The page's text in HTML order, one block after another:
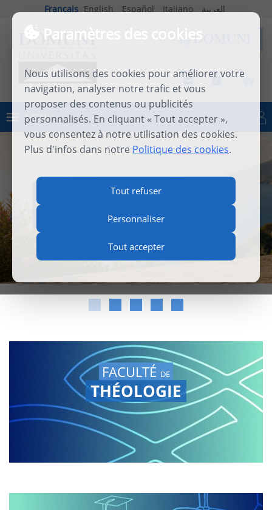
Paramètres des cookies
Nous utilisons des cookies pour améliorer votre
navigation, analyser notre trafic et vous
proposer des contenus ou publicités
personnalisés. En cliquant « Tout accepter »,
vous consentez à notre utilisation des cookies.
Plus d'infos dans notre Politique des cookies.
Tout refuser
Personnaliser
Tout accepter
Français English Español Italiano العربية
MENU Se connecter
INTERNATIONAL SUMMER
SCHOOL 2026
FACULTÉ DE
THÉOLOGIE